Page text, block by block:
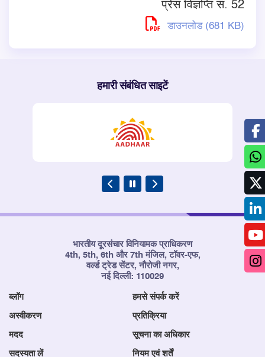
प्रेस विज्ञप्ति सं. 52
डाउनलोड (681 KB)
हमारी संबंधित साइटें
भारतीय दूरसंचार विनियामक प्राधिकरण
4th, 5th, 6th और 7th मंजिल, टॉवर-एफ,
वर्ल्ड ट्रेड सेंटर, नौरोजी नगर,
नई दिल्ली: 110029
ब्लॉग हमसे संपर्क करें
अस्वीकरण प्रतिक्रिया
मदद सूचना का अधिकार
सदस्यता लें नियम एवं शर्तें